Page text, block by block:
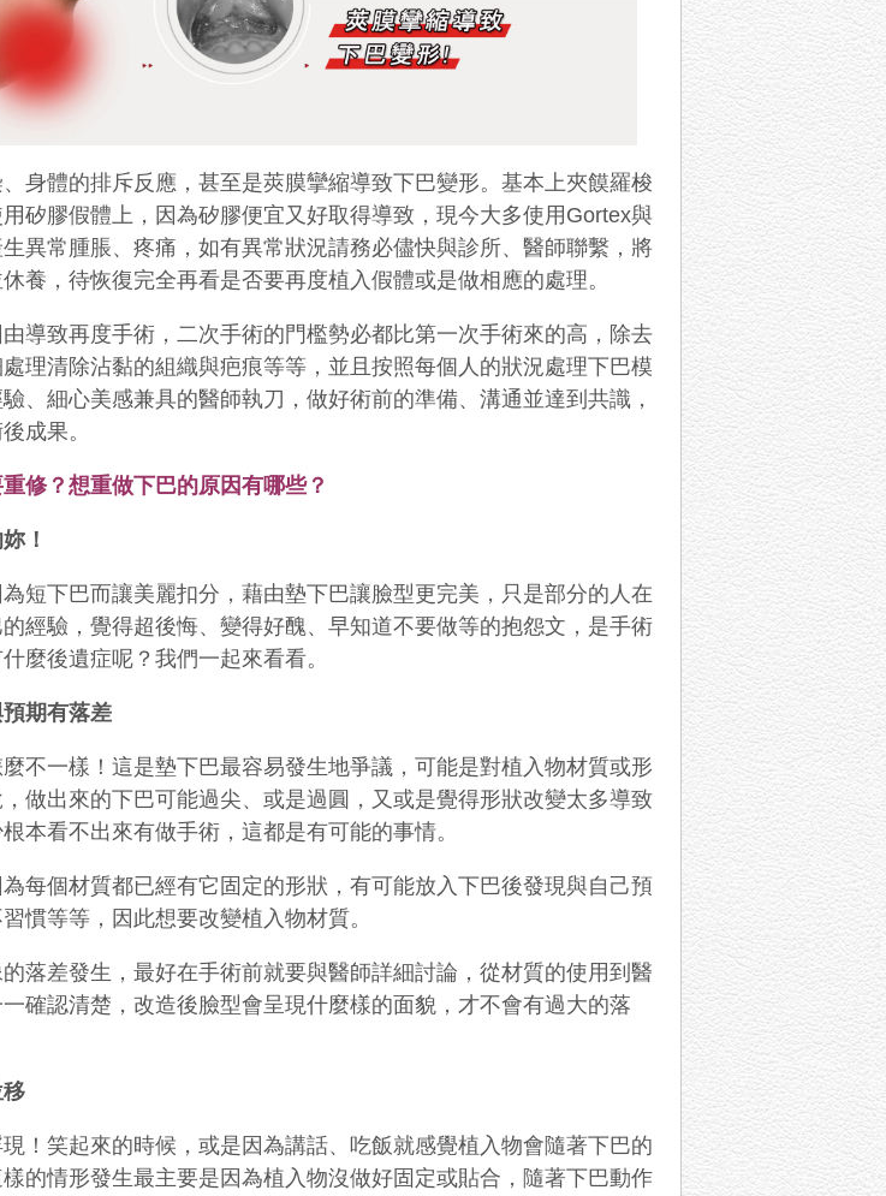
身體的排斥反應，甚至是莢膜攣縮導致下巴變形。基本上夾饃羅梭
矽膠假體上，因為矽膠便宜又好取得導致，現今大多使用Gortex與
異常腫脹、疼痛，如有異常狀況請務必儘快與診所、醫師聯繫，將
休養，待恢復完全再看是否要再度植入假體或是做相應的處理。
導致再度手術，二次手術的門檻勢必都比第一次手術來的高，除去
理清除沾黏的組織與疤痕等等，並且按照每個人的狀況處理下巴模
、細心美感兼具的醫師執刀，做好術前的準備、溝通並達到共識，
成果。
修？想重做下巴的原因有哪些？
！
短下巴而讓美麗扣分，藉由墊下巴讓臉型更完美，只是部分的人在
經驗，覺得超後悔、變得好醜、早知道不要做等的抱怨文，是手術
麼後遺症呢？我們一起來看看。
期有落差
不一樣！這是墊下巴最容易發生地爭議，可能是對植入物材質或形
做出來的下巴可能過尖、或是過圓，又或是覺得形狀改變太多導致
本看不出來有做手術，這都是有可能的事情。
每個材質都已經有它固定的形狀，有可能放入下巴後發現與自己預
慣等等，因此想要改變植入物材質。
落差發生，最好在手術前就要與醫師詳細討論，從材質的使用到醫
確認清楚，改造後臉型會呈現什麼樣的面貌，才不會有過大的落
！笑起來的時候，或是因為講話、吃飯就感覺植入物會隨著下巴的
的情形發生最主要是因為植入物沒做好固定或貼合，隨著下巴動作